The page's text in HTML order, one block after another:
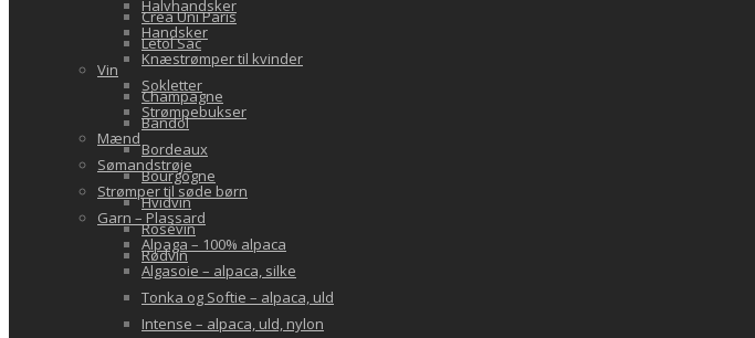
Crea Uni Paris
Letol Sac
Vin
Champagne
Bandol
Bordeaux
Bourgogne
Hvidvin
Rosévin
Rødvin
Halvhandsker
Handsker
Knæstrømper til kvinder
Sokletter
Strømpebukser
Mænd
Sømandstrøje
Strømper til søde børn
Garn – Plassard
Alpaga – 100% alpaca
Algasoie – alpaca, silke
Tonka og Softie – alpaca, uld
Intense – alpaca, uld, nylon